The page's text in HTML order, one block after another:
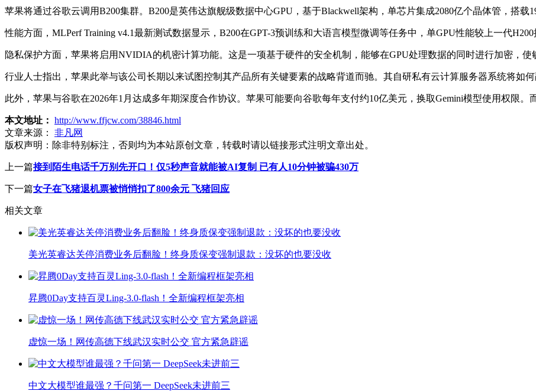
苹果将通过谷歌云调用B200集群。B200是英伟达旗舰级数据中心GPU，基于Blackwell架构，单芯片集成2080亿个晶体管，搭载
性能方面，MLPerf Training v4.1最新测试数据显示，B200在GPT-3预训练和大语言模型微调等任务中，单GPU性能较上一代H200
隐私保护方面，苹果将启用NVIDIA的机密计算功能。这是一项基于硬件的安全机制，能够在GPU处理数据的同时进行加密，使
行业人士指出，苹果此举与该公司长期以来试图控制其产品所有关键要素的战略背道而驰。其自研私有云计算服务器系统将如何
此外，苹果与谷歌在2026年1月达成多年期深度合作协议。苹果可能要向谷歌每年支付约10亿美元，换取Gemini模型使用权限。
本文地址： http://www.ffjcw.com/38846.html
文章来源：
非凡网
版权声明： 除非特别标注，否则均为本站原创文章，转载时请以链接形式注明文章出处。
上一篇接到陌生电话千万别先开口！仅5秒声音就能被AI复制 已有人10分钟被骗430万
下一篇女子在飞猪退机票被悄悄扣了800余元 飞猪回应
相关文章
美光英睿达关停消费业务后翻脸！终身质保变强制退款：没坏的也要没收
昇腾0Day支持百灵Ling-3.0-flash！全新编程框架亮相
虚惊一场！网传高德下线武汉实时公交 官方紧急辟谣
中文大模型谁最强？千问第一 DeepSeek未进前三